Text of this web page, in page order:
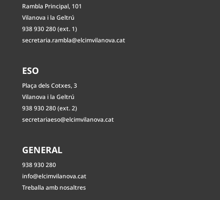
Rambla Principal, 101
Vilanova i la Geltrú
938 930 280 (ext. 1)
secretaria.rambla@elcimvilanova.cat
ESO
Plaça dels Cotxes, 3
Vilanova i la Geltrú
938 930 280 (ext. 2)
secretariaeso@elcimvilanova.cat
GENERAL
938 930 280
info@elcimvilanova.cat
Treballa amb nosaltres